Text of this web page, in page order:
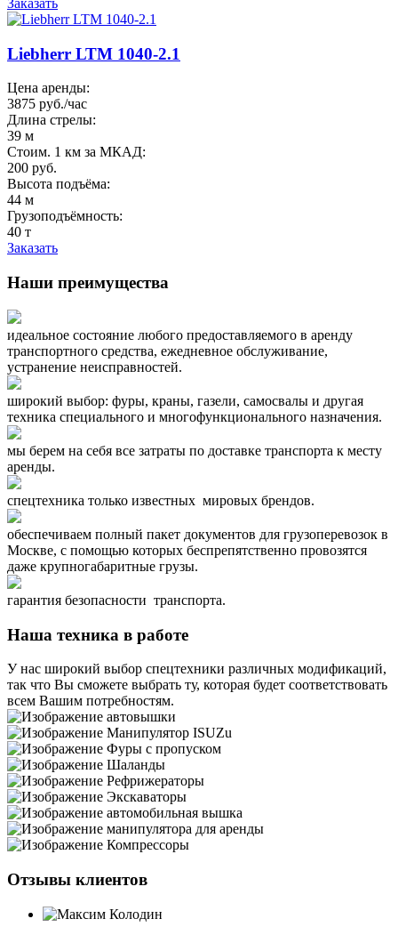
Заказать
Liebherr LTM 1040-2.1
Цена аренды:
3875 руб./час
Длина стрелы:
39 м
Стоим. 1 км за МКАД:
200 руб.
Высота подъёма:
44 м
Грузоподъёмность:
40 т
Заказать
Наши преимущества
идеальное состояние любого предоставляемого в аренду
транспортного средства, ежедневное обслуживание,
устранение неисправностей.
широкий выбор: фуры, краны, газели, самосвалы и другая
техника специального и многофункционального назначения.
мы берем на себя все затраты по доставке транспорта к месту
аренды.
спецтехника только известных мировых брендов.
обеспечиваем полный пакет документов для грузоперевозок в
Москве, с помощью которых беспрепятственно провозятся
даже крупногабаритные грузы.
гарантия безопасности транспорта.
Наша техника в работе
У нас широкий выбор спецтехники различных модификаций,
так что Вы сможете выбрать ту, которая будет соответствовать
всем Вашим потребностям.
Отзывы клиентов